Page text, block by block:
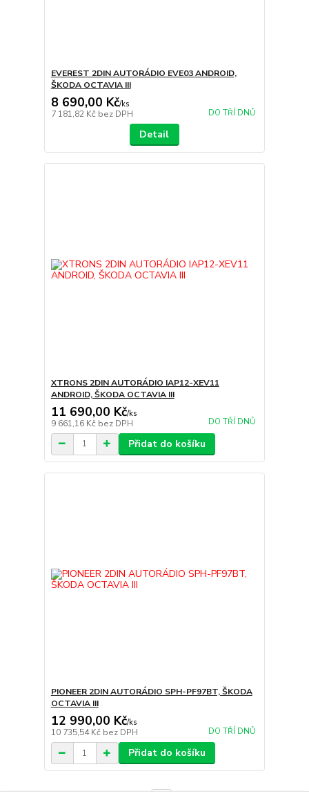
EVEREST 2DIN AUTORÁDIO EVE03 ANDROID,
ŠKODA OCTAVIA III
8 690,00 Kč/ks
7 181,82 Kč bez DPH DO TŘÍ DNŮ
Detail
XTRONS 2DIN AUTORÁDIO IAP12-XEV11
ANDROID, ŠKODA OCTAVIA III
11 690,00 Kč/ks
9 661,16 Kč bez DPH DO TŘÍ DNŮ
Přidat do košíku
PIONEER 2DIN AUTORÁDIO SPH-PF97BT, ŠKODA
OCTAVIA III
12 990,00 Kč/ks
10 735,54 Kč bez DPH DO TŘÍ DNŮ
Přidat do košíku